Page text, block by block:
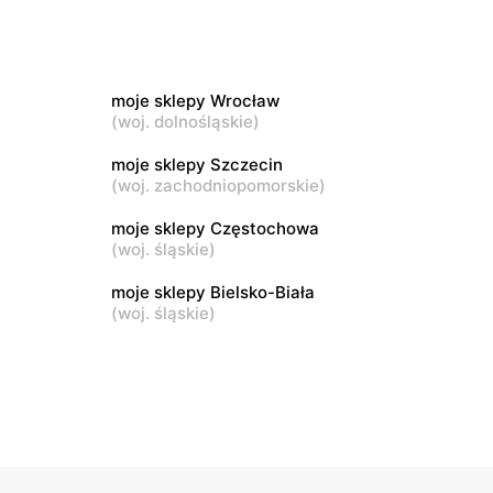
moje sklepy
Tczew, ul. Franciszka Żwirki 61
moje sklepy
moje sklepy Wrocław
(woj. dolnośląskie)
moje sklepy Szczecin
(woj. zachodniopomorskie)
moje sklepy Częstochowa
(woj. śląskie)
moje sklepy Bielsko-Biała
(woj. śląskie)